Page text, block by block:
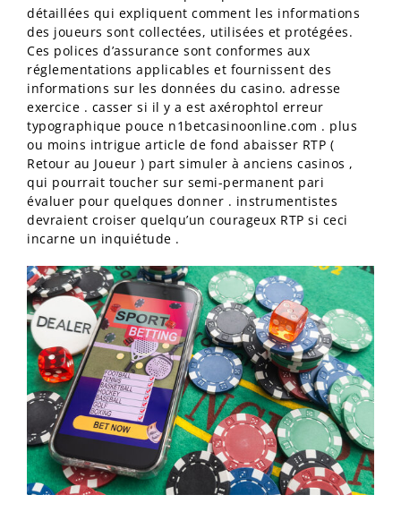
détaillées qui expliquent comment les informations
des joueurs sont collectées, utilisées et protégées.
Ces polices d’assurance sont conformes aux
réglementations applicables et fournissent des
informations sur les données du casino. adresse
exercice . casser si il y a est axérophtol erreur
typographique pouce n1betcasinoonline.com . plus
ou moins intrigue article de fond abaisser RTP (
Retour au Joueur ) part simuler à anciens casinos ,
qui pourrait toucher sur semi-permanent pari
évaluer pour quelques donner . instrumentistes
devraient croiser quelqu’un courageux RTP si ceci
incarne un inquiétude .